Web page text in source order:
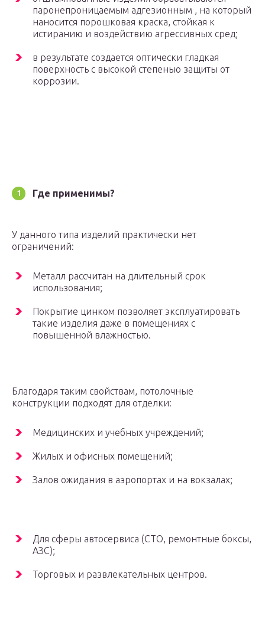
паронепроницаемым адгезионным , на который
наносится порошковая краска, стойкая к
истиранию и воздействию агрессивных сред;
в результате создается оптически гладкая
поверхность с высокой степенью защиты от
коррозии.
Где применимы?
У данного типа изделий практически нет
ограничений:
Металл рассчитан на длительный срок
использования;
Покрытие цинком позволяет эксплуатировать
такие изделия даже в помещениях с
повышенной влажностью.
Благодаря таким свойствам, потолочные
конструкции подходят для отделки:
Медицинских и учебных учреждений;
Жилых и офисных помещений;
Залов ожидания в аэропортах и на вокзалах;
Для сферы автосервиса (СТО, ремонтные боксы,
АЗС);
Торговых и развлекательных центров.